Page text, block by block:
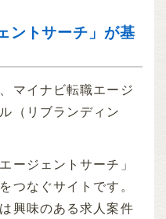
ントサーチ」が基
マイナビ転職エージ
（リブランディン
ージェントサーチ」
つなぐサイトです。
興味のある求人案件